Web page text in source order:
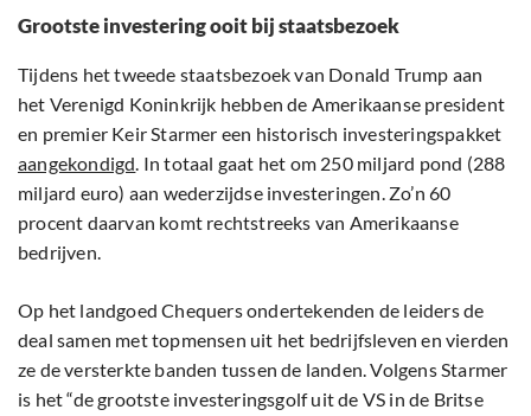
Grootste investering ooit bij staatsbezoek
Tijdens het tweede staatsbezoek van Donald Trump aan
het Verenigd Koninkrijk hebben de Amerikaanse president
en premier Keir Starmer een historisch investeringspakket
aangekondigd. In totaal gaat het om 250 miljard pond (288
miljard euro) aan wederzijdse investeringen. Zo’n 60
procent daarvan komt rechtstreeks van Amerikaanse
bedrijven.
Op het landgoed Chequers ondertekenden de leiders de
deal samen met topmensen uit het bedrijfsleven en vierden
ze de versterkte banden tussen de landen. Volgens Starmer
is het “de grootste investeringsgolf uit de VS in de Britse